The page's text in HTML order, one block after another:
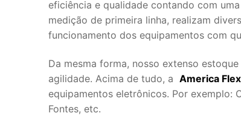
eficiência e qualidade contando com
medição de primeira linha, realizam
funcionamento dos equipamentos com
Da mesma forma, nosso extenso
agilidade. Acima de tudo, a America
equipamentos eletrônicos. Por exemplo:
Fontes, etc.